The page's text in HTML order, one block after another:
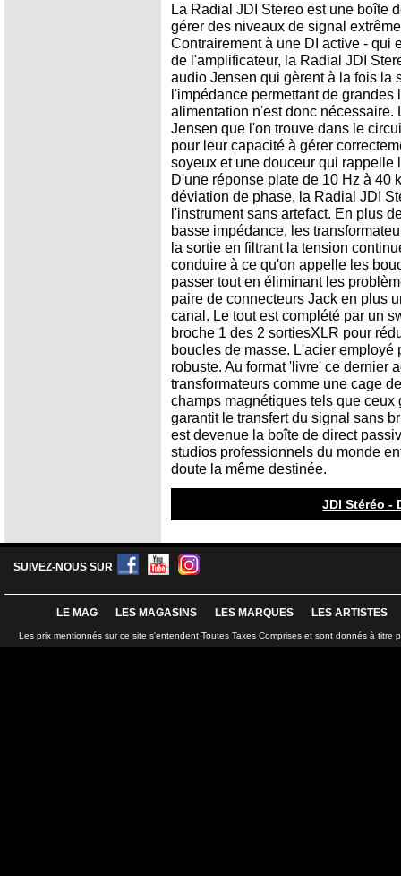
La Radial JDI Stereo est une boîte
gérer des niveaux de signal
Contrairement à une DI active - qui
de l'amplificateur, la Radial JDI
audio Jensen qui gèrent à la fois la
l'impédance permettant de
alimentation n'est donc nécessaire.
Jensen que l'on trouve dans le
pour leur capacité à gérer
soyeux et une douceur qui
D'une réponse plate de 10 Hz à 40
déviation de phase, la Radial JDI
l'instrument sans artefact. En plus
basse impédance, les
la sortie en filtrant la tension
conduire à ce qu'on appelle les
passer tout en éliminant les
paire de connecteurs Jack en plus
canal. Le tout est complété par un
broche 1 des 2 sortiesXLR pour
boucles de masse. L'acier employé
robuste. Au format 'livre' ce dernier
transformateurs comme une cage
champs magnétiques tels que
garantit le transfert du signal sans
est devenue la boîte de direct
studios professionnels du monde
doute la même destinée.
JDI Stéréo -
SUIVEZ-NOUS SUR
LE MAG LES MAGASINS LES MARQUES LES ARTISTES
Les prix mentionnés sur ce site s'entendent Toutes Taxes Comprises et sont donnés à